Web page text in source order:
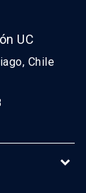
UC
Chile